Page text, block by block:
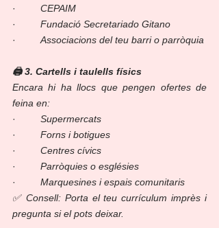
· CEPAIM
· Fundació Secretariado Gitano
· Associacions del teu barri o parròquia
🖨️ 3. Cartells i taulells físics
Encara hi ha llocs que pengen ofertes de
feina en:
· Supermercats
· Forns i botigues
· Centres cívics
· Parròquies o esglésies
· Marquesines i espais comunitaris
✅ Consell: Porta el teu currículum imprès i
pregunta si el pots deixar.